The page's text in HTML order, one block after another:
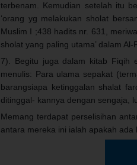
terbenam. Kemudian setelah itu
‘orang yg melakukan sholat
Muslim I ;438 hadits nr. 631,
sholat yang paling utama’ dalam
7). Begitu juga dalam kitab Fiqih
menulis: Para ulama sepakat
barangsiapa ketinggalan shalat
ditinggal- kannya dengan sengaja,
Memang terdapat perselisihan
antara mereka ini ialah apakah